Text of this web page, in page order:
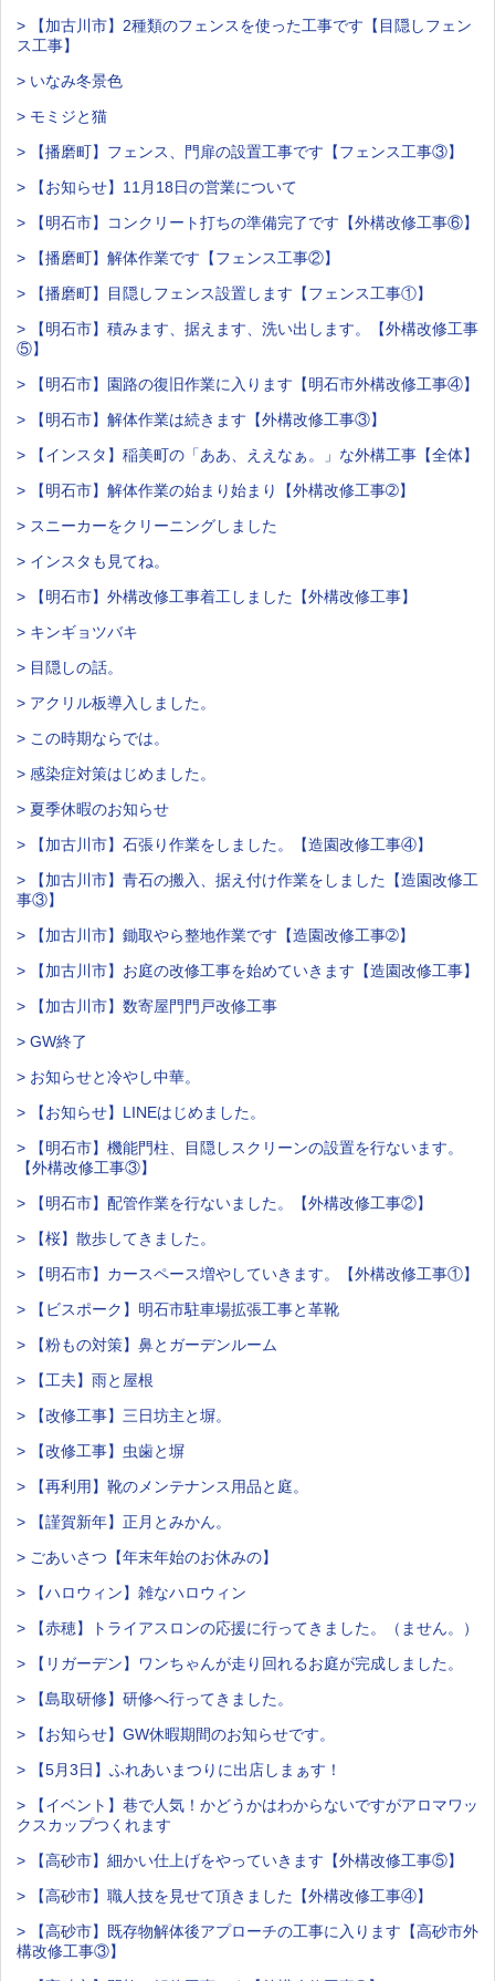
> 【加古川市】2種類のフェンスを使った工事です【目隠しフェン
ス工事】
> いなみ冬景色
> モミジと猫
> 【播磨町】フェンス、門扉の設置工事です【フェンス工事③】
> 【お知らせ】11月18日の営業について
> 【明石市】コンクリート打ちの準備完了です【外構改修工事⑥】
> 【播磨町】解体作業です【フェンス工事②】
> 【播磨町】目隠しフェンス設置します【フェンス工事①】
> 【明石市】積みます、据えます、洗い出します。【外構改修工事
⑤】
> 【明石市】園路の復旧作業に入ります【明石市外構改修工事④】
> 【明石市】解体作業は続きます【外構改修工事③】
> 【インスタ】稲美町の「ああ、ええなぁ。」な外構工事【全体】
> 【明石市】解体作業の始まり始まり【外構改修工事➁】
> スニーカーをクリーニングしました
> インスタも見てね。
> 【明石市】外構改修工事着工しました【外構改修工事】
> キンギョツバキ
> 目隠しの話。
> アクリル板導入しました。
> この時期ならでは。
> 感染症対策はじめました。
> 夏季休暇のお知らせ
> 【加古川市】石張り作業をしました。【造園改修工事④】
> 【加古川市】青石の搬入、据え付け作業をしました【造園改修工
事③】
> 【加古川市】鋤取やら整地作業です【造園改修工事➁】
> 【加古川市】お庭の改修工事を始めていきます【造園改修工事】
> 【加古川市】数寄屋門門戸改修工事
> GW終了
> お知らせと冷やし中華。
> 【お知らせ】LINEはじめました。
> 【明石市】機能門柱、目隠しスクリーンの設置を行ないます。
【外構改修工事③】
> 【明石市】配管作業を行ないました。【外構改修工事②】
> 【桜】散歩してきました。
> 【明石市】カースペース増やしていきます。【外構改修工事①】
> 【ビスポーク】明石市駐車場拡張工事と革靴
> 【粉もの対策】鼻とガーデンルーム
> 【工夫】雨と屋根
> 【改修工事】三日坊主と塀。
> 【改修工事】虫歯と塀
> 【再利用】靴のメンテナンス用品と庭。
> 【謹賀新年】正月とみかん。
> ごあいさつ【年末年始のお休みの】
> 【ハロウィン】雑なハロウィン
> 【赤穂】トライアスロンの応援に行ってきました。（ません。）
> 【リガーデン】ワンちゃんが走り回れるお庭が完成しました。
> 【島取研修】研修へ行ってきました。
> 【お知らせ】GW休暇期間のお知らせです。
> 【5月3日】ふれあいまつりに出店しまぁす！
> 【イベント】巷で人気！かどうかはわからないですがアロマワッ
クスカップつくれます
> 【高砂市】細かい仕上げをやっていきます【外構改修工事⑤】
> 【高砂市】職人技を見せて頂きました【外構改修工事④】
> 【高砂市】既存物解体後アプローチの工事に入ります【高砂市外
構改修工事③】